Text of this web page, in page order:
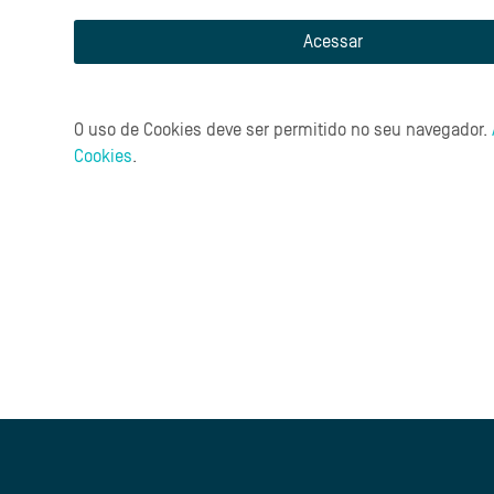
Acessar
O uso de Cookies deve ser permitido no seu navegador.
Cookies.